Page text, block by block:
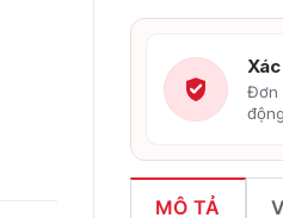
Đơn
MÔ TẢ